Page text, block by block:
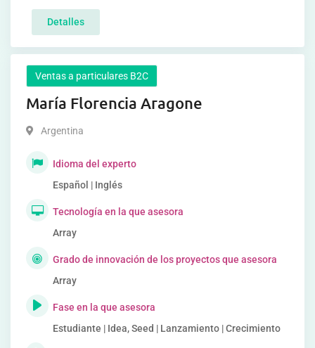
Detalles
Ventas a particulares B2C
María Florencia Aragone
Argentina
Idioma del experto
Español | Inglés
Tecnología en la que asesora
Array
Grado de innovación de los proyectos que asesora
Array
Fase en la que asesora
Estudiante | Idea, Seed | Lanzamiento | Crecimiento